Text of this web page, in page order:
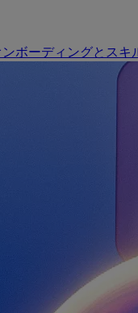
ボーディングとスキ